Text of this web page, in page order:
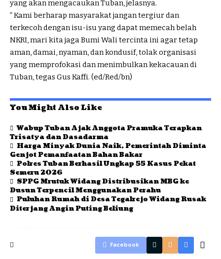
yang akan mengacaukan Tuban, jelasnya.
” Kami berharap masyarakat jangan tergiur dan
terkecoh dengan isu-isu yang dapat memecah belah
NKRI, mari kita jaga Bumi Wali tercinta ini agar tetap
aman, damai, nyaman, dan kondusif, tolak organisasi
yang memprofokasi dan menimbulkan kekacauan di
Tuban, tegas Gus Kaffi. (ed/Red/bn)
You Might Also Like
Wabup Tuban Ajak Anggota Pramuka Terapkan
Trisatya dan Dasadarma
Harga Minyak Dunia Naik, Pemerintah Diminta
Genjot Pemanfaatan Bahan Bakar
Polres Tuban Berhasil Ungkap 55 Kasus Pekat
Semeru 2026
SPPG Mrutuk Widang Distribusikan MBG ke
Dusun Terpencil Menggunakan Perahu
Puluhan Rumah di Desa Tegalrejo Widang Rusak
Diterjang Angin Puting Beliung
Facebook